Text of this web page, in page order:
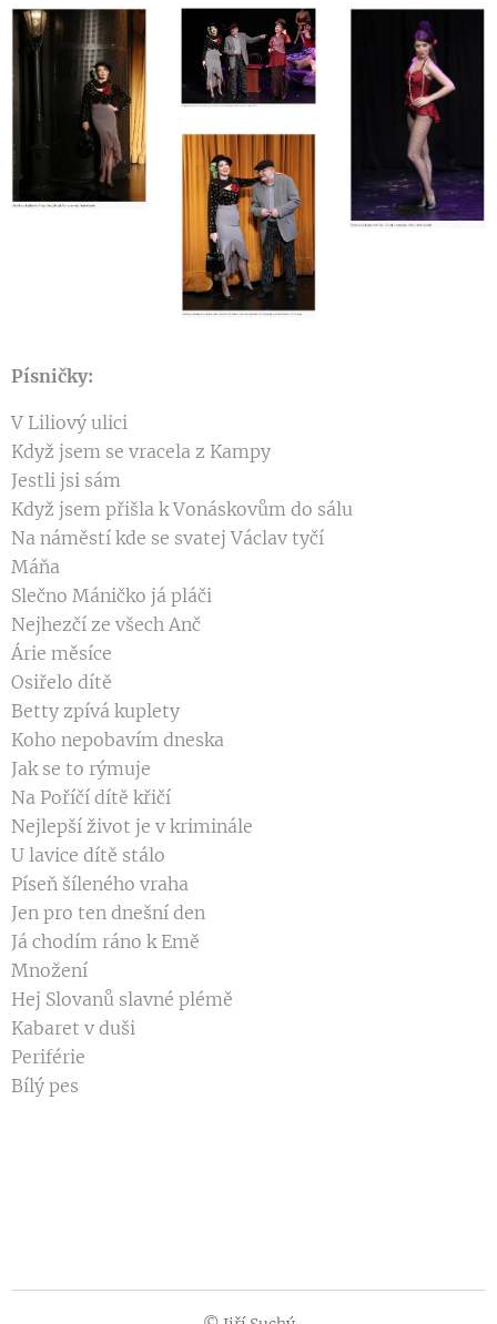
Písničky:
V Liliový ulici
Když jsem se vracela z Kampy
Jestli jsi sám
Když jsem přišla k Vonáskovům do sálu
Na náměstí kde se svatej Václav tyčí
Máňa
Slečno Máničko já pláči
Nejhezčí ze všech Anč
Árie měsíce
Osiřelo dítě
Betty zpívá kuplety
Koho nepobavím dneska
Jak se to rýmuje
Na Poříčí dítě křičí
Nejlepší život je v kriminále
U lavice dítě stálo
Píseň šíleného vraha
Jen pro ten dnešní den
Já chodím ráno k Emě
Množení
Hej Slovanů slavné plémě
Kabaret v duši
Periférie
Bílý pes